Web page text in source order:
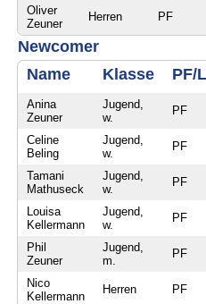
Oliver
Zeuner
Herren PF
Newcomer
Name
Klasse PF/
Anina
Zeuner
Jugend,
w.
PF
Celine
Beling
Jugend,
w.
PF
Tamani
Mathuseck
Jugend,
w.
PF
Louisa
Kellermann
Jugend,
w.
PF
Phil
Zeuner
Jugend,
m.
PF
Nico
Kellermann
Herren PF
Trainingsort
Vorstand
Termine /
Bildergalerie
News
Vorstand
Berichte
Bildergalerie